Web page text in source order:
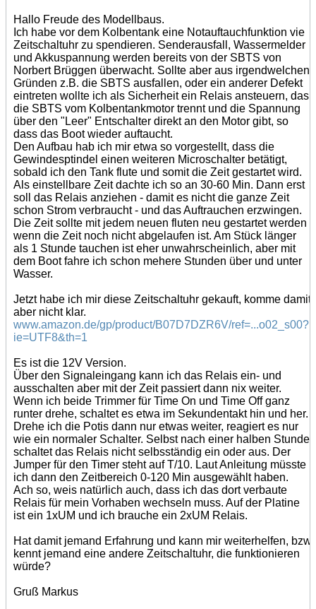
Hallo Freude des Modellbaus.
Ich habe vor dem Kolbentank eine Notauftauchfunktion vie
Zeitschaltuhr zu spendieren. Senderausfall, Wassermelder
und Akkuspannung werden bereits von der SBTS von
Norbert Brüggen überwacht. Sollte aber aus irgendwelchen
Gründen z.B. die SBTS ausfallen, oder ein anderer Defekt
eintreten wollte ich als Sicherheit ein Relais ansteuern, das
die SBTS vom Kolbentankmotor trennt und die Spannung
über den "Leer" Entschalter direkt an den Motor gibt, so
dass das Boot wieder auftaucht.
Den Aufbau hab ich mir etwa so vorgestellt, dass die
Gewindesptindel einen weiteren Microschalter betätigt,
sobald ich den Tank flute und somit die Zeit gestartet wird.
Als einstellbare Zeit dachte ich so an 30-60 Min. Dann erst
soll das Relais anziehen - damit es nicht die ganze Zeit
schon Strom verbraucht - und das Auftrauchen erzwingen.
Die Zeit sollte mit jedem neuen fluten neu gestartet werden
wenn die Zeit noch nicht abgelaufen ist. Am Stück länger
als 1 Stunde tauchen ist eher unwahrscheinlich, aber mit
dem Boot fahre ich schon mehere Stunden über und unter
Wasser.
Jetzt habe ich mir diese Zeitschaltuhr gekauft, komme damit
aber nicht klar.
www.amazon.de/gp/product/B07D7DZR6V/ref=...o02_s00?
ie=UTF8&th=1
Es ist die 12V Version.
Über den Signaleingang kann ich das Relais ein- und
ausschalten aber mit der Zeit passiert dann nix weiter.
Wenn ich beide Trimmer für Time On und Time Off ganz
runter drehe, schaltet es etwa im Sekundentakt hin und her.
Drehe ich die Potis dann nur etwas weiter, reagiert es nur
wie ein normaler Schalter. Selbst nach einer halben Stunde
schaltet das Relais nicht selbsständig ein oder aus. Der
Jumper für den Timer steht auf T/10. Laut Anleitung müsste
ich dann den Zeitbereich 0-120 Min ausgewählt haben.
Ach so, weis natürlich auch, dass ich das dort verbaute
Relais für mein Vorhaben wechseln muss. Auf der Platine
ist ein 1xUM und ich brauche ein 2xUM Relais.
Hat damit jemand Erfahrung und kann mir weiterhelfen, bzw
kennt jemand eine andere Zeitschaltuhr, die funktionieren
würde?
Gruß Markus